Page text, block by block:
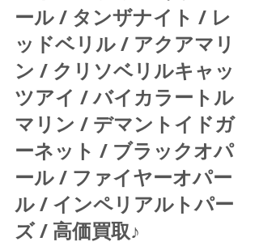
ール / タンザナイト / レ
ッドベリル / アクアマリ
ン / クリソベリルキャッ
ツアイ / バイカラートル
マリン / デマントイドガ
ーネット / ブラックオパ
ール / ファイヤーオパー
ル / インペリアルトパー
ズ / 高価買取♪